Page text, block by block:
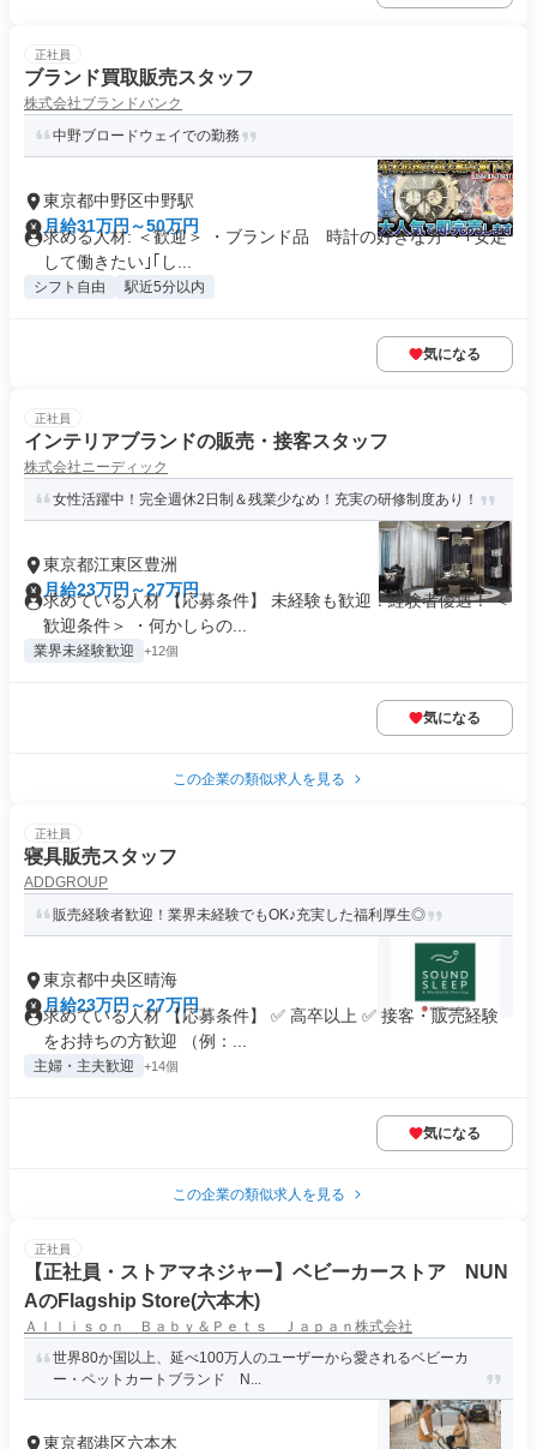
正社員
ブランド買取販売スタッフ
株式会社ブランドバンク
中野ブロードウェイでの勤務
東京都中野区中野駅
月給31万円～50万円
求める人材: ＜歓迎＞ ・ブランド品 時計の好きな方 ・｢安定
して働きたい｣｢し...
シフト自由 駅近5分以内
気になる
正社員
インテリアブランドの販売・接客スタッフ
株式会社ニーディック
女性活躍中！完全週休2日制＆残業少なめ！充実の研修制度あり！
東京都江東区豊洲
月給23万円～27万円
求めている人材 【応募条件】 未経験も歓迎！経験者優遇！ ＜
歓迎条件＞ ・何かしらの...
業界未経験歓迎 +12個
気になる
この企業の類似求人を見る
正社員
寝具販売スタッフ
ADDGROUP
販売経験者歓迎！業界未経験でもOK♪充実した福利厚生◎
東京都中央区晴海
月給23万円～27万円
求めている人材 【応募条件】 ✅ 高卒以上 ✅ 接客・販売経験
をお持ちの方歓迎 （例：...
主婦・主夫歓迎 +14個
気になる
この企業の類似求人を見る
正社員
【正社員・ストアマネジャー】ベビーカーストア NUN
AのFlagship Store(六本木)
Ａｌｌｉｓｏｎ Ｂａｂｙ＆Ｐｅｔｓ Ｊａｐａｎ株式会社
世界80か国以上、延べ100万人のユーザーから愛されるベビーカ
ー・ペットカートブランド N...
東京都港区六本木